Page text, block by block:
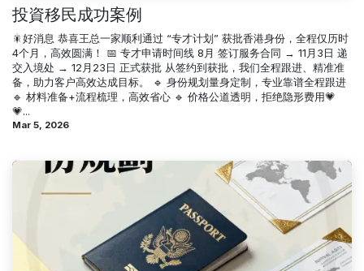
投資移民成功案例
🎇好消息 恭喜王总一家顺利通过 “专才计划” 获批香港身份，全程仅历时
4个月，高效圆满！ 📅 专才申请时间线 8月 签订服务合同 → 11月3日 递
交入境处 → 12月23日 正式获批 从签约到获批，我们全程跟进、精准准
备，助力客户高效达成目标。 🔹 身份规划量身定制，专业靠谱全程跟进
🔹 材料准备+流程梳理，高效省心 🔹 价格公道透明，拒绝隐形费用💗
💗...
Mar 5, 2026